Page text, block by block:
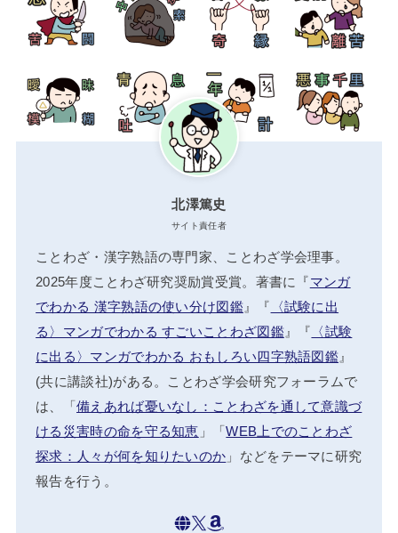
北澤篤史
サイト責任者
ことわざ・漢字熟語の専門家、ことわざ学会理事。
2025年度ことわざ研究奨励賞受賞。著書に『マンガ
でわかる 漢字熟語の使い分け図鑑』『 〈試験に出
る〉マンガでわかる すごいことわざ図鑑』『 〈試験
に出る〉マンガでわかる おもしろい四字熟語図鑑 』
(共に講談社)がある。ことわざ学会研究フォーラムで
は、「備えあれば憂いなし：ことわざを通して意識づ
ける災害時の命を守る知恵 」「WEB上でのことわざ
探求：人々が何を知りたいのか 」などをテーマに研究
報告を行う。